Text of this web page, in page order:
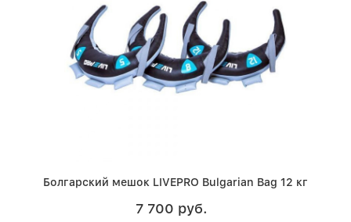
Болгарский мешок LIVEPRO Bulgarian Bag 12 кг
7 700 руб.